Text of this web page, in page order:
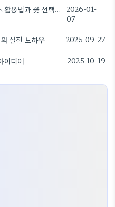
근처꽃집에서 받을 수 있는 용돈박스 활용법과 꽃 선택 팁
2026-01-
07
실전 노하우 2025-09-27
이디어 2025-10-19